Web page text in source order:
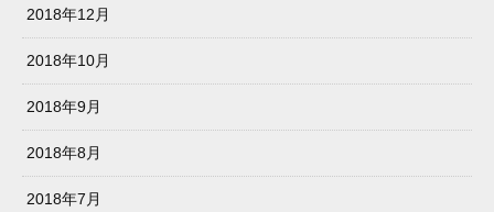
2018年12月
2018年10月
2018年9月
2018年8月
2018年7月